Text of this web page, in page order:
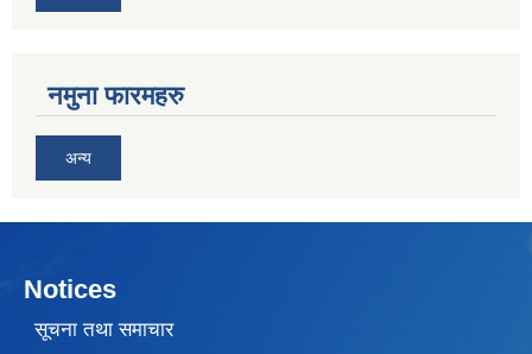
नमुना फारमहरु
अन्य
Notices
सूचना तथा समाचार